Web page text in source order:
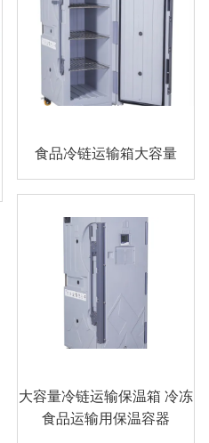
食品冷链运输箱大容量
大容量冷链运输保温箱 冷冻
食品运输用保温容器